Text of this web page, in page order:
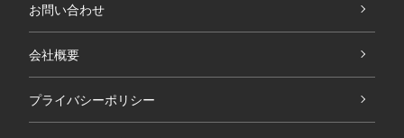
お問い合わせ
会社概要
プライバシーポリシー